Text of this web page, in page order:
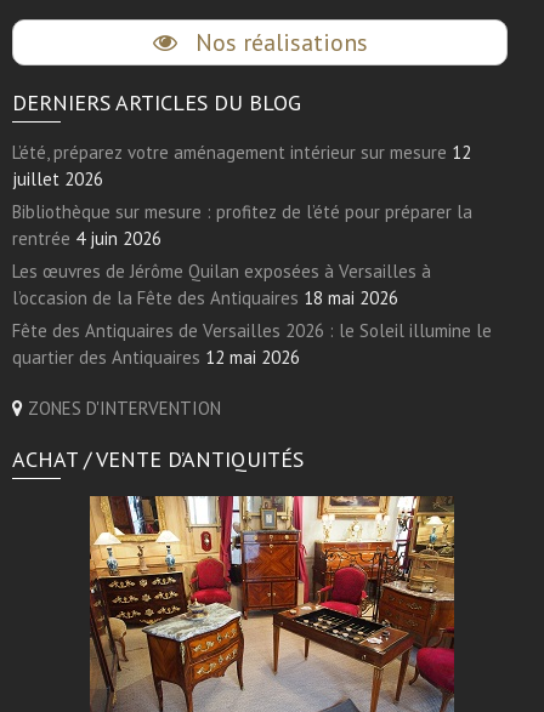
Nos réalisations
DERNIERS ARTICLES DU BLOG
L’été, préparez votre aménagement intérieur sur mesure 12
juillet 2026
Bibliothèque sur mesure : profitez de l’été pour préparer la
rentrée 4 juin 2026
Les œuvres de Jérôme Quilan exposées à Versailles à
l’occasion de la Fête des Antiquaires 18 mai 2026
Fête des Antiquaires de Versailles 2026 : le Soleil illumine le
quartier des Antiquaires 12 mai 2026
ZONES D'INTERVENTION
ACHAT / VENTE D’ANTIQUITÉS